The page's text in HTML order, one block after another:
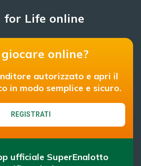
for Life online
online?
autorizzato e apri il
in modo semplice e sicuro.
REGISTRATI
ufficiale SuperEnalotto